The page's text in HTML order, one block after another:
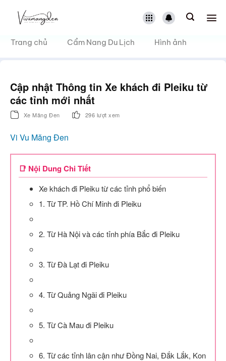
dungTrang chủ Cẩm Nang Du Lịch Hình ảnh
Cập nhật Thông tin Xe khách đi Pleiku từ
các tỉnh mới nhất
Xe Măng Đen 296 lượt xem
Vi Vu Măng Đen
📑 Nội Dung Chi Tiết
Xe khách đi Pleiku từ các tỉnh phổ biến
1. Từ TP. Hồ Chí Minh đi Pleiku
2. Từ Hà Nội và các tỉnh phía Bắc đi Pleiku
3. Từ Đà Lạt đi Pleiku
4. Từ Quảng Ngãi đi Pleiku
5. Từ Cà Mau đi Pleiku
6. Từ các tỉnh lân cận như Đồng Nai, Đắk Lắk, Kon